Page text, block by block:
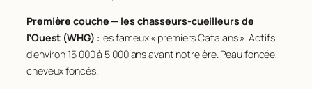
Première couche — les chasseurs-cueilleurs de
l’Ouest (WHG) : les fameux « premiers Catalans ». Actifs
d’environ 15 000 à 5 000 ans avant notre ère. Peau foncée,
cheveux foncés.